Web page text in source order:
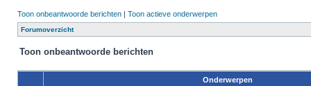
Toon onbeantwoorde berichten | Toon actieve onderwerpen
Forumoverzicht
Toon onbeantwoorde berichten
Onderwerpen